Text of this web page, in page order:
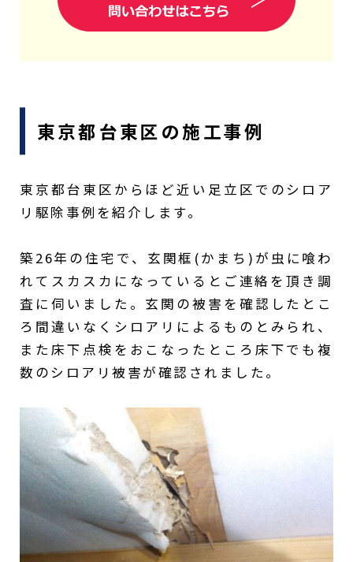
東京都台東区の施工事例
東京都台東区からほど近い足立区でのシロア
リ駆除事例を紹介します。
築26年の住宅で、玄関框(かまち)が虫に喰わ
れてスカスカになっているとご連絡を頂き調
査に伺いました。玄関の被害を確認したとこ
ろ間違いなくシロアリによるものとみられ、
また床下点検をおこなったところ床下でも複
数のシロアリ被害が確認されました。